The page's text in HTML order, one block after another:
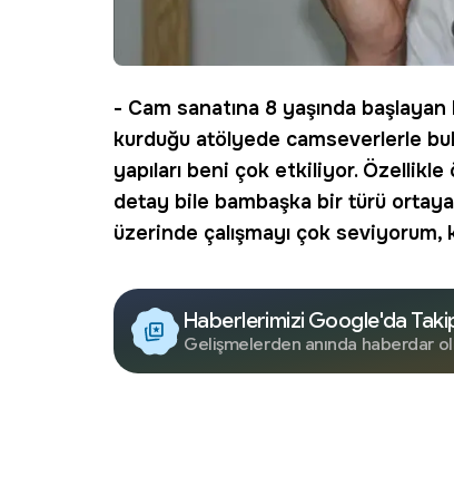
- Cam sanatına 8 yaşında başlayan
kurduğu atölyede camseverlerle
yapıları beni çok etkiliyor.
detay bile bambaşka bir türü
üzerinde çalışmayı çok
Haberlerimizi Google'da
Gelişmelerden anında haberdar